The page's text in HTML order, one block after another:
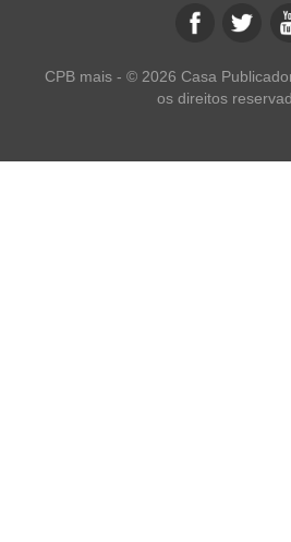
CPB mais - © 2026 Casa
os direitos